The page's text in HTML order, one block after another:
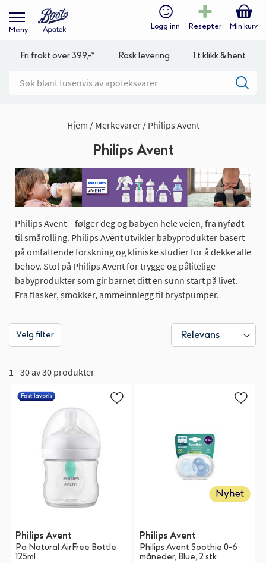
Meny Logg inn Resepter Min kurv
Fri frakt over 399,-* Rask levering 1 t klikk & hent
Hjem Merkevarer Philips Avent
Philips Avent
Philips Avent – følger deg og babyen hele veien, fra nyfødt
til smårolling. Philips Avent utvikler babyprodukter basert
på omfattende forskning og kliniske studier for å dekke alle
behov. Stol på Philips Avent for trygge og pålitelige
babyprodukter som gir barnet ditt en sunn start på livet.
Fra flasker, smokker, ammeinnlegg til brystpumper.
Velg filter
1 - 30 av 30 produkter
Philips Avent
Pa Natural AirFree Bottle
125ml
Philips Avent
Philips Avent Soothie 0-6
måneder, Blue, 2 stk